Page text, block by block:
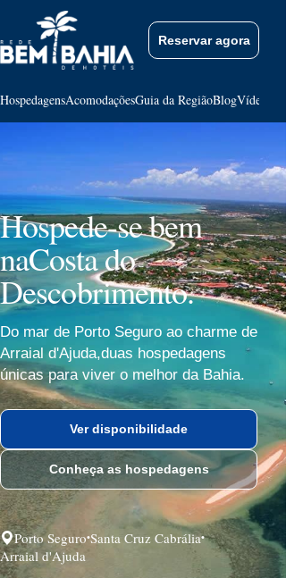
HospedagensAcomodaçõesGuia da RegiãoBlogVídeos
Reservar agora
Hospede-se bem
naCosta do
Descobrimento.
Do mar de Porto Seguro ao charme de
Arraial d'Ajuda,duas hospedagens
únicas para viver o melhor da Bahia.
Ver disponibilidade
Conheça as hospedagens
Porto Seguro•Santa Cruz Cabrália•
Arraial d'Ajuda